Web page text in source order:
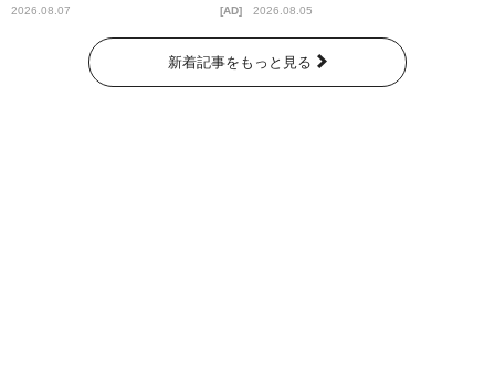
2026.08.07 AD
ッズ発売
2026.08.05
新着記事をもっと見る